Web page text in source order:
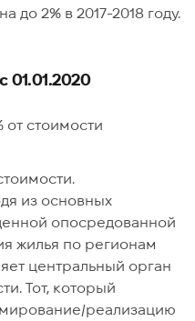
до 2% в 2017-2018 году.
с 01.01.2020
от стоимости
из основных
опосредованной
жилья по регионам
центральный орган
Тот, который
реализацию